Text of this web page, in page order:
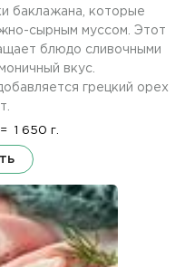
баклажана, которые
сырным муссом. Этот
блюдо сливочными
вкус.
грецкий орех
= 1 650 г.